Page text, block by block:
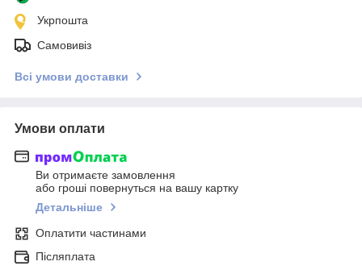
Укрпошта
Самовивіз
Всі умови доставки
Умови оплати
Ви отримаєте замовлення
або гроші повернуться на вашу картку
Детальніше
Оплатити частинами
Післяплата